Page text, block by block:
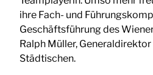
ihre Fach- und
Geschäftsführung des
Ralph Müller,
Städtischen.